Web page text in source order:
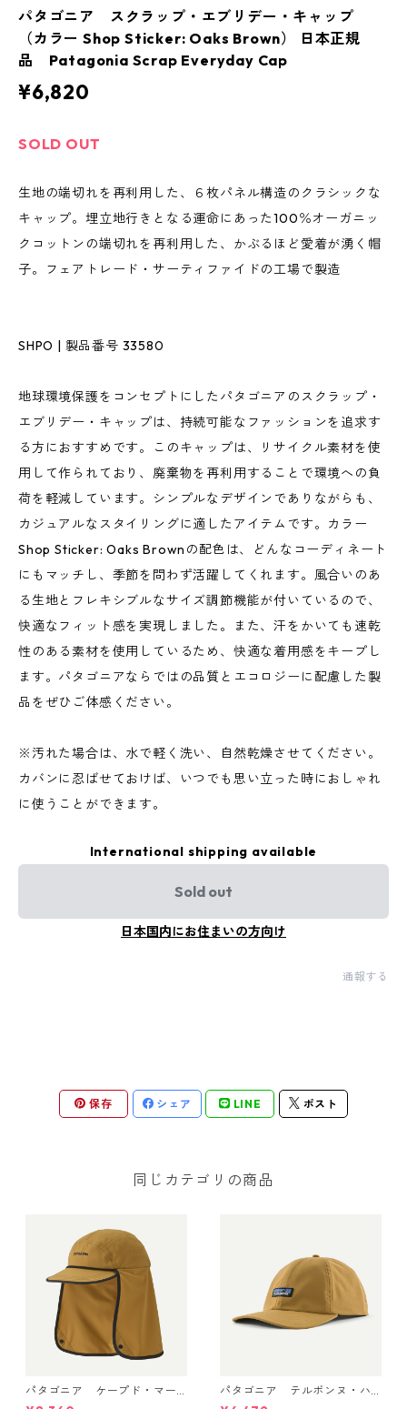
パタゴニア スクラップ・エブリデー・キャップ
（カラー Shop Sticker: Oaks Brown） 日本正規
品 Patagonia Scrap Everyday Cap
¥6,820
SOLD OUT
生地の端切れを再利用した、６枚パネル構造のクラシックな
キャップ。埋立地行きとなる運命にあった100％オーガニッ
クコットンの端切れを再利用した、かぶるほど愛着が湧く帽
子。フェアトレード・サーティファイドの工場で製造
SHPO | 製品番号 33580
地球環境保護をコンセプトにしたパタゴニアのスクラップ・
エブリデー・キャップは、持続可能なファッションを追求す
る方におすすめです。このキャップは、リサイクル素材を使
用して作られており、廃棄物を再利用することで環境への負
荷を軽減しています。シンプルなデザインでありながらも、
カジュアルなスタイリングに適したアイテムです。カラー
Shop Sticker: Oaks Brownの配色は、どんなコーディネート
にもマッチし、季節を問わず活躍してくれます。風合いのあ
る生地とフレキシブルなサイズ調節機能が付いているので、
快適なフィット感を実現しました。また、汗をかいても速乾
性のある素材を使用しているため、快適な着用感をキープし
ます。パタゴニアならではの品質とエコロジーに配慮した製
品をぜひご体感ください。
※汚れた場合は、水で軽く洗い、自然乾燥させてください。
カバンに忍ばせておけば、いつでも思い立った時におしゃれ
に使うことができます。
International shipping available
Sold out
日本国内にお住まいの方向け
通報する
保存 シェア LINE ポスト
同じカテゴリの商品
パタゴニア ケープド・マー
ガンザー・ハット Bobcat Br
パタゴニア テルボンヌ・ハ
ット (カラー Bobcat Brown)